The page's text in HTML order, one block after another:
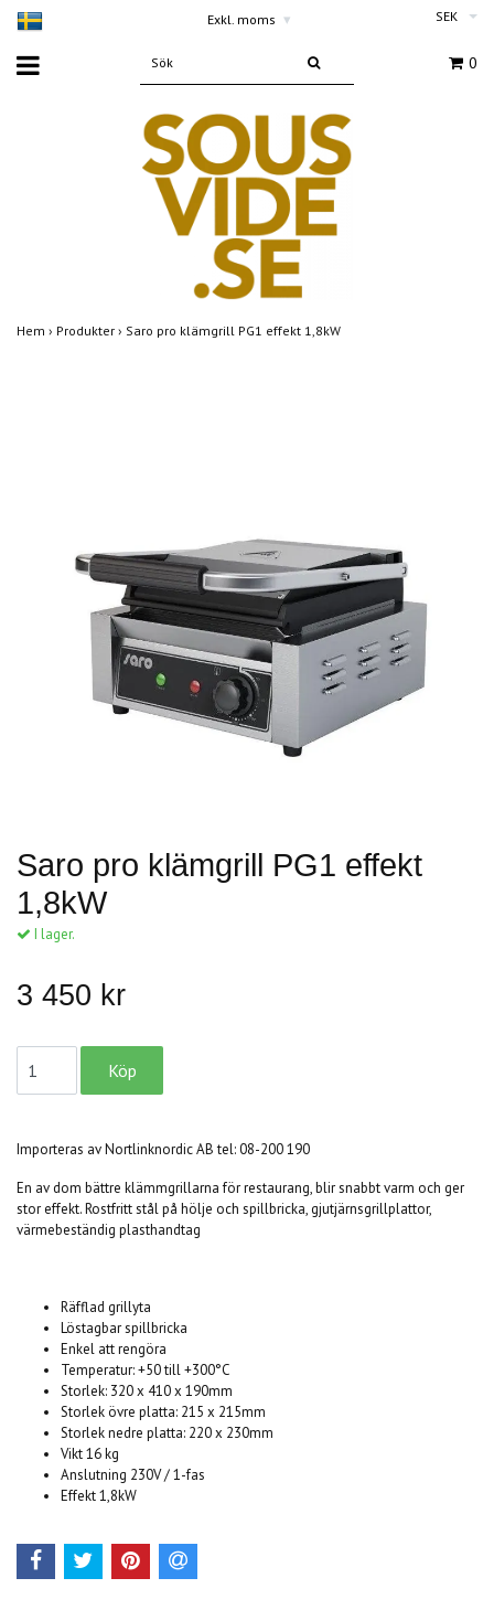
Exkl. moms ▾ SEK
0
Hem › Produkter › Saro pro klämgrill PG1 effekt 1,8kW
Saro pro klämgrill PG1 effekt
1,8kW
I lager.
3 450 kr
Importeras av Nortlinknordic AB tel: 08-200 190
En av dom bättre klämmgrillarna för restaurang, blir snabbt varm och ger
stor effekt. Rostfritt stål på hölje och spillbricka, gjutjärnsgrillplattor,
värmebeständig plasthandtag
Räfflad grillyta
Löstagbar spillbricka
Enkel att rengöra
Temperatur: +50 till +300°C
Storlek: 320 x 410 x 190mm
Storlek övre platta: 215 x 215mm
Storlek nedre platta: 220 x 230mm
Vikt 16 kg
Anslutning 230V / 1-fas
Effekt 1,8kW